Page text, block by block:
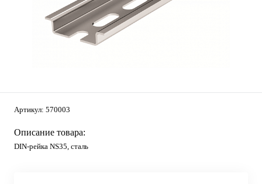
Артикул: 570003
Описание товара:
DIN-рейка NS35, сталь